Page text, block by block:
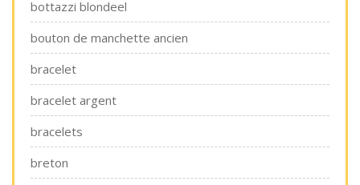
bottazzi blondeel
bouton de manchette ancien
bracelet
bracelet argent
bracelets
breton